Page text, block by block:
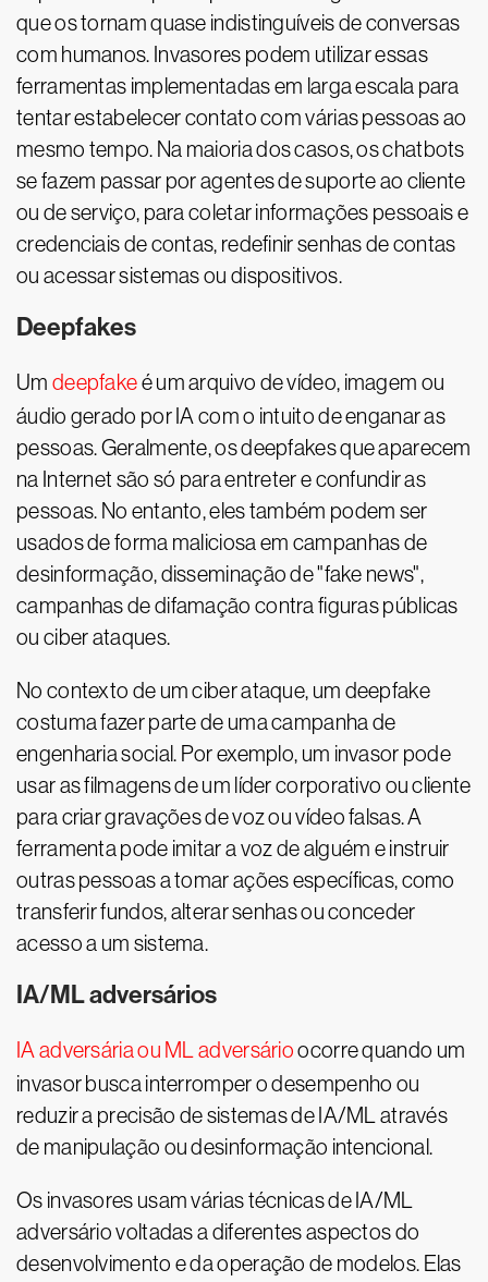
que os tornam quase indistinguíveis de conversas
com humanos. Invasores podem utilizar essas
ferramentas implementadas em larga escala para
tentar estabelecer contato com várias pessoas ao
mesmo tempo. Na maioria dos casos, os chatbots
se fazem passar por agentes de suporte ao cliente
ou de serviço, para coletar informações pessoais e
credenciais de contas, redefinir senhas de contas
ou acessar sistemas ou dispositivos.
Deepfakes
Um deepfakeé um arquivo de vídeo, imagem ou
áudio gerado por IA com o intuito de enganar as
pessoas. Geralmente, os deepfakes que aparecem
na Internet são só para entreter e confundir as
pessoas. No entanto, eles também podem ser
usados de forma maliciosa em campanhas de
desinformação, disseminação de "fake news",
campanhas de difamação contra figuras públicas
ou ciber ataques.
No contexto de um ciber ataque, um deepfake
costuma fazer parte de uma campanha de
engenharia social. Por exemplo, um invasor pode
usar as filmagens de um líder corporativo ou cliente
para criar gravações de voz ou vídeo falsas. A
ferramenta pode imitar a voz de alguém e instruir
outras pessoas a tomar ações específicas, como
transferir fundos, alterar senhas ou conceder
acesso a um sistema.
IA/ML adversários
IA adversária ou ML adversárioocorre quando um
invasor busca interromper o desempenho ou
reduzir a precisão de sistemas de IA/ML através
de manipulação ou desinformação intencional.
Os invasores usam várias técnicas de IA/ML
adversário voltadas a diferentes aspectos do
desenvolvimento e da operação de modelos. Elas